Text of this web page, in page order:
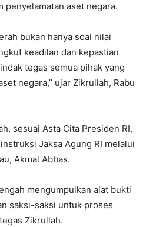
penyelamatan aset negara.
bukan hanya soal nilai
keadilan dan kepastian
tegas semua pihak yang
negara,” ujar Zikrullah, Rabu
sesuai Asta Cita Presiden RI,
Jaksa Agung RI melalui
Akmal Abbas.
mengumpulkan alat bukti
saksi-saksi untuk proses
Zikrullah.